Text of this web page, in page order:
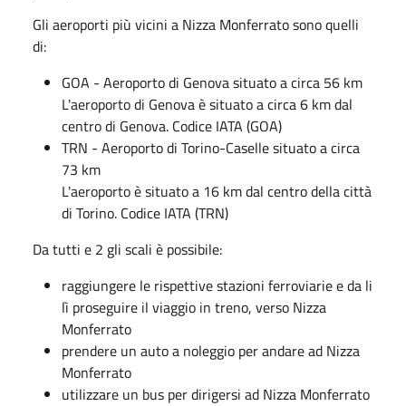
Gli aeroporti più vicini a Nizza Monferrato sono quelli
di:
GOA - Aeroporto di Genova situato a circa 56 km
L'aeroporto di Genova è situato a circa 6 km dal
centro di Genova. Codice IATA (GOA)
TRN - Aeroporto di Torino-Caselle situato a circa
73 km
L'aeroporto è situato a 16 km dal centro della città
di Torino. Codice IATA (TRN)
Da tutti e 2 gli scali è possibile:
raggiungere le rispettive stazioni ferroviarie e da li
lì proseguire il viaggio in treno, verso Nizza
Monferrato
prendere un auto a noleggio per andare ad Nizza
Monferrato
utilizzare un bus per dirigersi ad Nizza Monferrato